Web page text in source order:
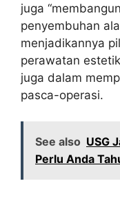
juga
penyembuhan
menjadikannya
perawatan
juga dalam
pasca-operasi.
See also USG
Perlu Anda